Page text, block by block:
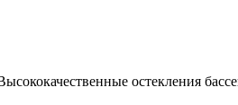
остекления